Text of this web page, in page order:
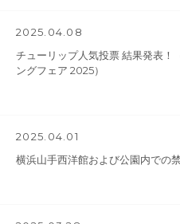
2025.04.08
チューリップ人気投票 結果発表！
ングフェア 2025）
2025.04.01
横浜山手西洋館および公園内での